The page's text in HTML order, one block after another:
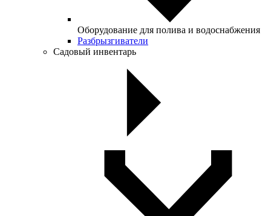
Оборудование для полива и водоснабжения
Разбрызгиватели
Садовый инвентарь